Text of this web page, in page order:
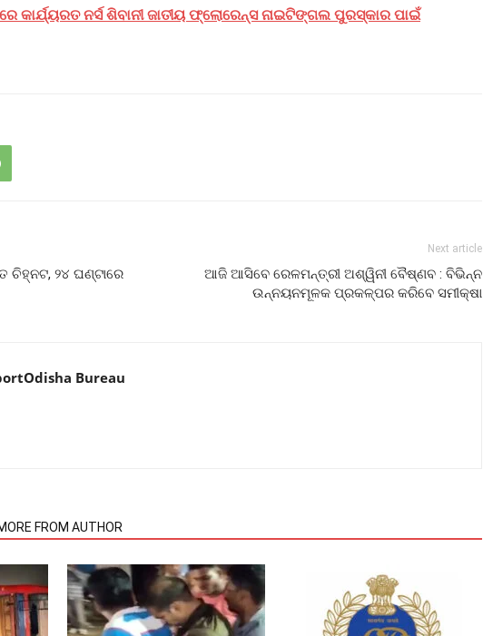
କାର୍ଯ୍ୟରତ ନର୍ସ ଶିବାନୀ ଜାତୀୟ ଫ୍ଲୋରେନ୍ସ ନାଇଟିଙ୍ଗଲ ପୁରସ୍କାର ପାଇଁ
ଚିହ୍ନଟ, ୨୪ ଘଣ୍ଟାରେ
Next article
ଆଜି ଆସିବେ ରେଳମନ୍ତ୍ରୀ ଅଶ୍ୱିନୀ ବୈଷ୍ଣବ : ବିଭିନ୍ନ
ଉନ୍ନୟନମୂଳକ ପ୍ରକଳ୍ପର କରିବେ ସମୀକ୍ଷା
Bureau
FROM AUTHOR